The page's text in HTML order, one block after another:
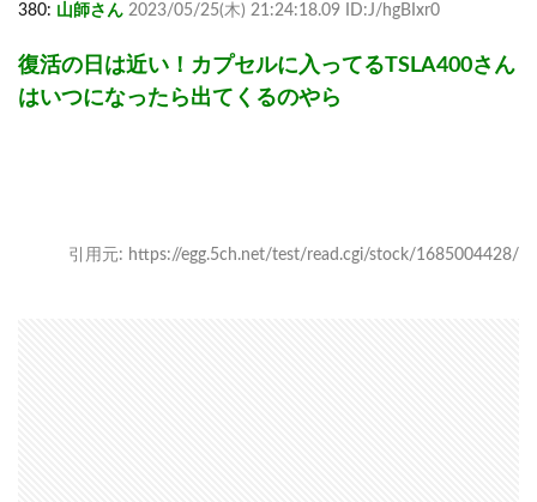
380: 山師さん 2023/05/25(木) 21:24:18.09 ID:J/hgBIxr0
復活の日は近い！カプセルに入ってるTSLA400さん
はいつになったら出てくるのやら
引用元: https://egg.5ch.net/test/read.cgi/stock/1685004428/